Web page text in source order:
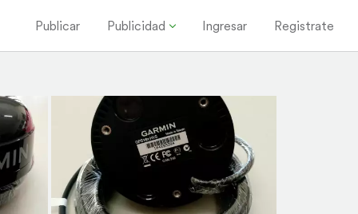
Publicar Publicidad Ingresar Registrate